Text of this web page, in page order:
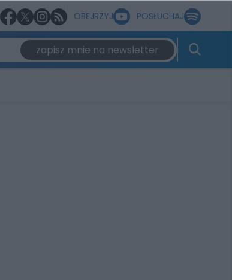
OBEJRZYJ POSŁUCHAJ
zapisz mnie na newsletter